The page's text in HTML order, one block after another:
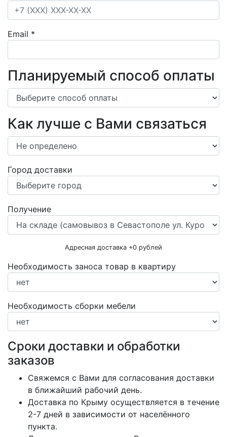
Email *
Планируемый способ оплаты
Как лучше с Вами связаться
Город доставки
Получение
Адресная доставка +0 рублей
Необходимость заноса товар в квартиру
Необходимость сборки мебели
Сроки доставки и обработки
заказов
Свяжемся с Вами для согласования доставки
в ближайший рабочий день.
Доставка по Крыму осуществляется в течение
2-7 дней в зависимости от населённого
пункта.